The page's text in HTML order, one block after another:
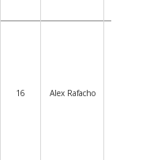
16 Alex Rafacho